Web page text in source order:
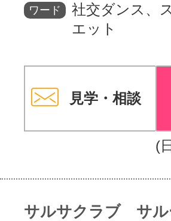
ワード
社交ダンス、
エット
見学・相談
(
サルサクラブ サル